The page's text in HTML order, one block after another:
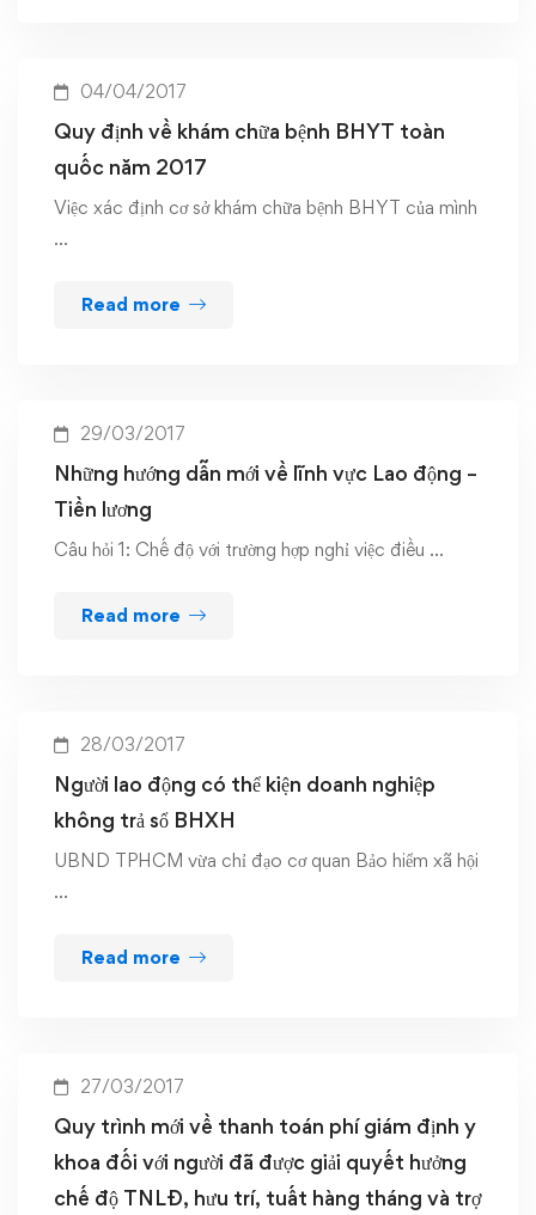
04/04/2017
Quy định về khám chữa bệnh BHYT toàn
quốc năm 2017
Việc xác định cơ sở khám chữa bệnh BHYT của mình
…
Read more
29/03/2017
Những hướng dẫn mới về lĩnh vực Lao động –
Tiền lương
Câu hỏi 1: Chế độ với trường hợp nghỉ việc điều …
Read more
28/03/2017
Người lao động có thể kiện doanh nghiệp
không trả sổ BHXH
UBND TPHCM vừa chỉ đạo cơ quan Bảo hiểm xã hội
…
Read more
27/03/2017
Quy trình mới về thanh toán phí giám định y
khoa đối với người đã được giải quyết hưởng
chế độ TNLĐ, hưu trí, tuất hàng tháng và trợ